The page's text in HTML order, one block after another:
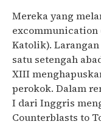
Mereka yang
Katolik).
satu setengah
XIII
perokok. Dalam
I dari Inggris
Counterblasts to